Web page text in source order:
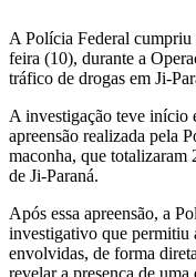
A Polícia Federal cumpriu
feira (10), durante a
tráfico de drogas em Ji-
A investigação teve início
apreensão realizada pela
maconha, que
de Ji-Paraná.
Após essa apreensão, a
investigativo que permitiu
envolvidas, de forma
revelar a presença de